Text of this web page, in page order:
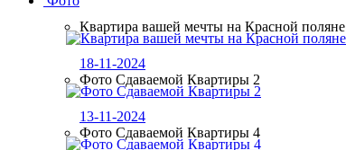
Квартира вашей мечты на Красной поляне
18-11-2024
Фото Сдаваемой Квартиры 2
13-11-2024
Фото Сдаваемой Квартиры 4